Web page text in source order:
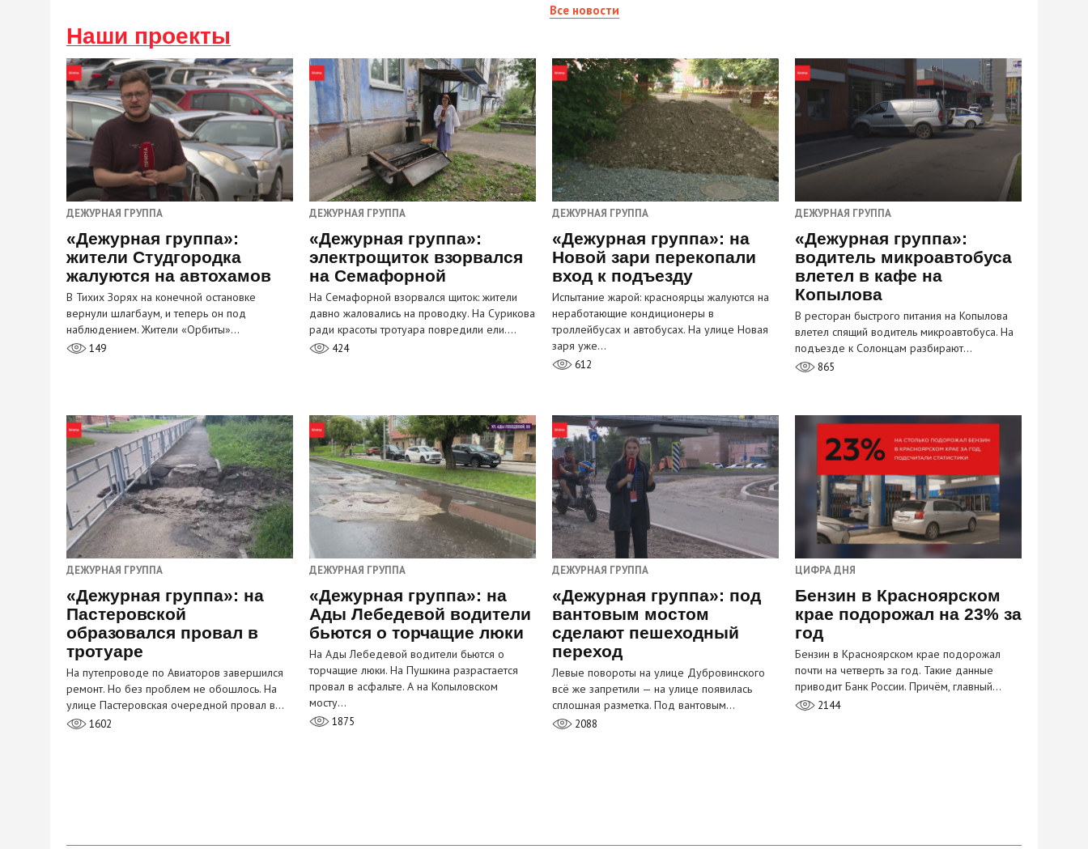
Все новости
Наши проекты
ДЕЖУРНАЯ ГРУППА
«Дежурная группа»:
жители Студгородка
жалуются на автохамов
В Тихих Зорях на конечной остановке
вернули шлагбаум, и теперь он под
наблюдением. Жители «Орбиты»…
149
ДЕЖУРНАЯ ГРУППА
«Дежурная группа»:
электрощиток взорвался
на Семафорной
На Семафорной взорвался щиток: жители
давно жаловались на проводку. На Сурикова
ради красоты тротуара повредили ели.…
424
ДЕЖУРНАЯ ГРУППА
«Дежурная группа»: на
Новой зари перекопали
вход к подъезду
Испытание жарой: красноярцы жалуются на
неработающие кондиционеры в
троллейбусах и автобусах. На улице Новая
заря уже…
612
ДЕЖУРНАЯ ГРУППА
«Дежурная группа»:
водитель микроавтобуса
влетел в кафе на
Копылова
В ресторан быстрого питания на Копылова
влетел спящий водитель микроавтобуса. На
подъезде к Солонцам разбирают…
865
ДЕЖУРНАЯ ГРУППА
«Дежурная группа»: на
Пастеровской
образовался провал в
тротуаре
На путепроводе по Авиаторов завершился
ремонт. Но без проблем не обошлось. На
улице Пастеровская очередной провал в…
1602
ДЕЖУРНАЯ ГРУППА
«Дежурная группа»: на
Ады Лебедевой водители
бьются о торчащие люки
На Ады Лебедевой водители бьются о
торчащие люки. На Пушкина разрастается
провал в асфальте. А на Копыловском
мосту…
1875
ДЕЖУРНАЯ ГРУППА
«Дежурная группа»: под
вантовым мостом
сделают пешеходный
переход
Левые повороты на улице Дубровинского
всё же запретили — на улице появилась
сплошная разметка. Под вантовым…
2088
ЦИФРА ДНЯ
Бензин в Красноярском
крае подорожал на 23% за
год
Бензин в Красноярском крае подорожал
почти на четверть за год. Такие данные
приводит Банк России. Причём, главный…
2144